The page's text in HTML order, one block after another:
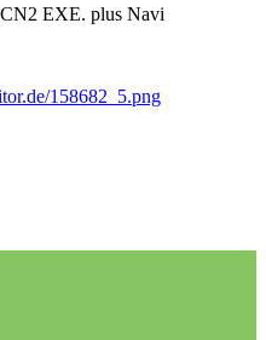
EXE. plus Navi
158682_5.png